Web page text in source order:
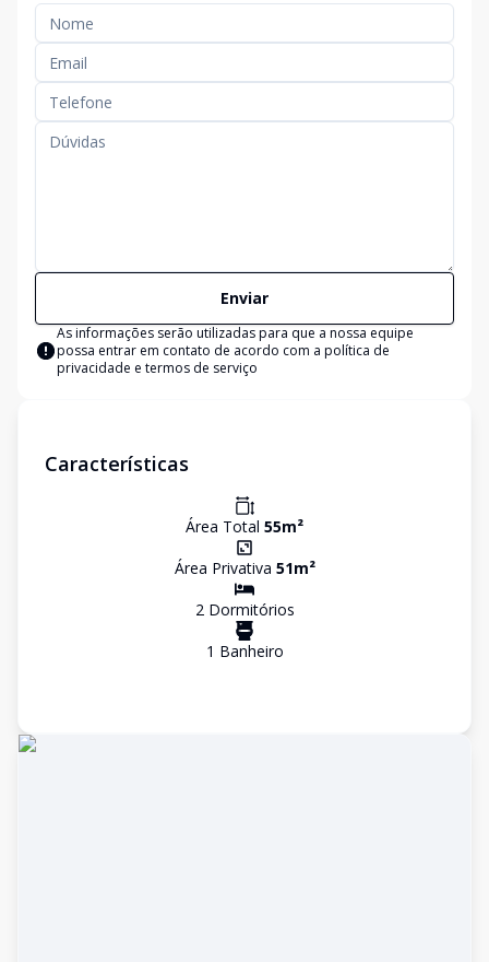
Enviar
As informações serão utilizadas para que a nossa equipe
possa entrar em contato de acordo com a política de
privacidade e termos de serviço
Características
Área Total 55m²
Área Privativa 51m²
2Dormitórios
1 Banheiro